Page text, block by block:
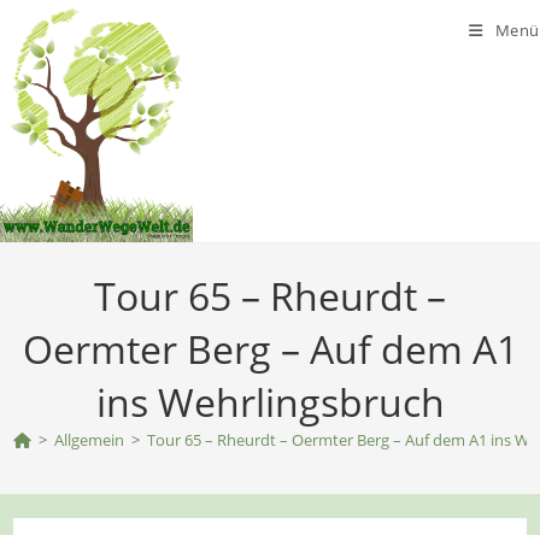
Inhalt
springen
Menü
Tour 65 – Rheurdt –
Oermter Berg – Auf dem A1
ins Wehrlingsbruch
> Allgemein > Tour 65 – Rheurdt – Oermter Berg – Auf dem A1 ins